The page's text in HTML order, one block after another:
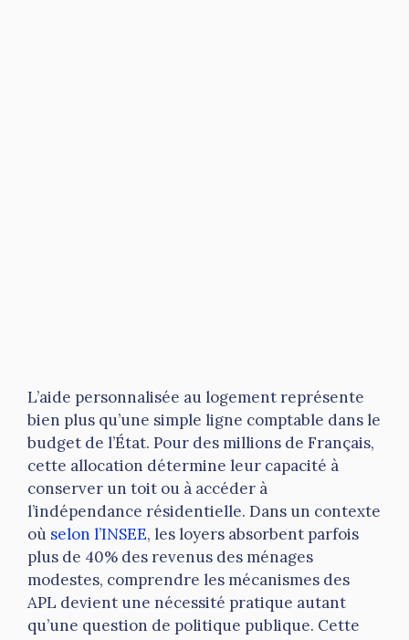
L’aide personnalisée au logement représente
bien plus qu’une simple ligne comptable dans le
budget de l’État. Pour des millions de Français,
cette allocation détermine leur capacité à
conserver un toit ou à accéder à
l’indépendance résidentielle. Dans un contexte
où selon l’INSEE, les loyers absorbent parfois
plus de 40% des revenus des ménages
modestes, comprendre les mécanismes des
APL devient une nécessité pratique autant
qu’une question de politique publique. Cette